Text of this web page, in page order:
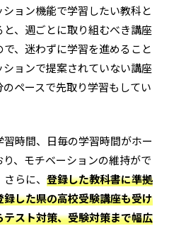
ョン機能で学習したい教科と
、週ごとに取り組むべき講座
、迷わずに学習を進めること
ョンで提案されていない講座
ペースで先取り学習もしてい
時間、日毎の学習時間がホー
、モチベーションの維持がで
らに、 登録した教科書に準拠
した県の高校受験講座も受け
スト対策、受験対策まで幅広